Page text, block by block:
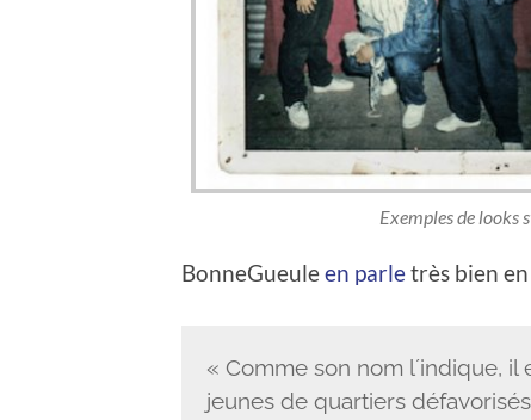
Exemples de looks
BonneGueuleen parletrès bien
« Comme son nom lʼindique, il
jeunes de quartiers